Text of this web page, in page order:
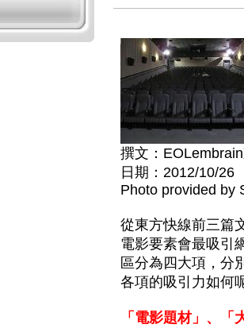
撰文：
日期：2012/10/26
Photo provided by
從東方快線前三篇
電影要素會最吸引
區分為四大項，分
各項的吸引力如何
「電影題材」、
「